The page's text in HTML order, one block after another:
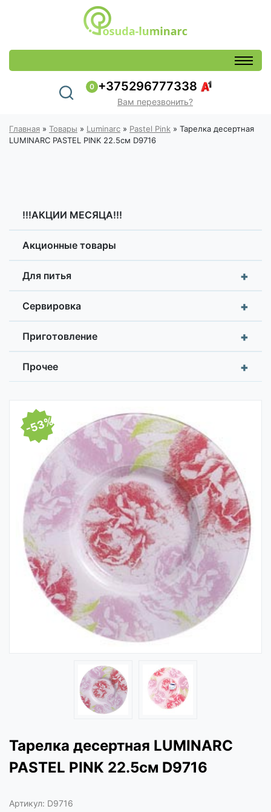
0 +375296777338
Вам перезвонить?
Главная » Товары » Luminarc » Pastel Pink » Тарелка десертная
LUMINARC PASTEL PINK 22.5см D9716
!!!АКЦИИ МЕСЯЦА!!!
Акционные товары
+
Для питья
+
Сервировка
+
Приготовление
+
Прочее
-53%
Тарелка десертная LUMINARC
PASTEL PINK 22.5см D9716
Артикул: D9716